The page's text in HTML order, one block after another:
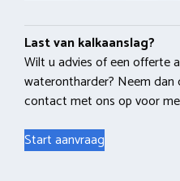
Last van kalkaanslag?
Wilt u advies of een offerte
waterontharder? Neem dan
contact met ons op voor
Start aanvraag